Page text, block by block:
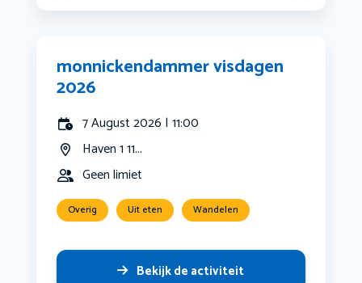
monnickendammer visdagen
2026
7 August 2026 | 11:00
Haven 1 11...
Geen limiet
Overig Uit eten Wandelen
Bekijk de activiteit